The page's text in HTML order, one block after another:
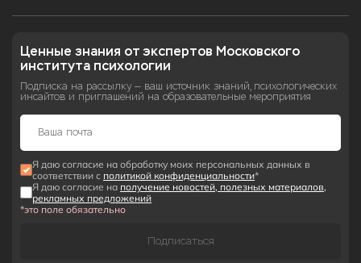
Ценные знания от экспертов Московского
института психологии
Подписка на рассылку — ваш источник знаний, психологических
инсайтов и приглашений на образовательные мероприятия
Я даю согласие на обработку моих персональных данных в
соответствии с политикой конфиденциальности*
Я даю согласие на получение новостей, полезных материалов,
рекламных предложений
*это поле обязательно
Подписаться